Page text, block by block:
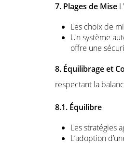
7. Plages de Mise
Les choix de
Un système
offre une
8. Équilibrage et
respectant la
8.1. Équilibre
Les stratégies
L’adoption